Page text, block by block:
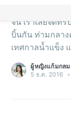
เค้าว่ากันว่า(เ
จีน เราเลยจัดท
บิ้นกัน ท่ามกลาง
เทศกาลน้ำแข็ง
ผู้หญิงแก้มกลม
5 ธ.ค. 2016 •